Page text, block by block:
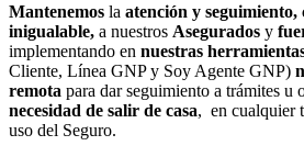
Mantenemos la atención y seguimiento,
inigualable, a nuestros Asegurados y
implementando en nuestras
Cliente, Línea GNP y Soy Agente GNP)
remota para dar seguimiento a trámites u
necesidad de salir de casa, en cualquier
uso del Seguro.